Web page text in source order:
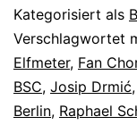
Kategorisiert als
Verschlagwortet
Elfmeter, Fan
BSC, Josip Drmić,
Berlin, Raphael